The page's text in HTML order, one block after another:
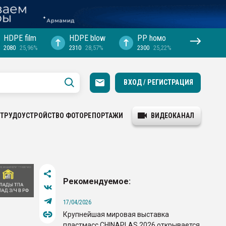
HDPE film
2080 25,96%
HDPE blow
2310 28,57%
PP hомо
2300 25,22%
ВХОД / РЕГИСТРАЦИЯ
ТРУДОУСТРОЙСТВО ФОТОРЕПОРТАЖИ ВИДЕОКАНАЛ
Рекомендуемое:
17/04/2026
Крупнейшая мировая выставка